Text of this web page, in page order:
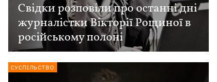
Свідки розповіли про останні дні
журналістки Вікторії Рощиної в
російському полоні
СУСПІЛЬСТВО